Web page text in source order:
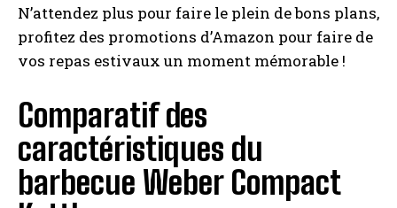
N’attendez plus pour faire le plein de bons plans,
profitez des promotions d’Amazon pour faire de
vos repas estivaux un moment mémorable !
Comparatif des
caractéristiques du
barbecue Weber Compact